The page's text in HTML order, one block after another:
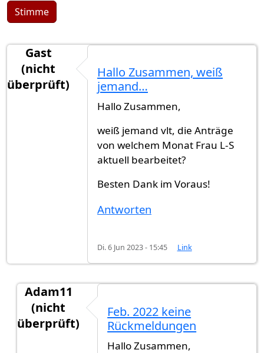
Stimme
Gast
(nicht
überprüft)
Hallo Zusammen, weiß
jemand…
Hallo Zusammen,
weiß jemand vlt, die Anträge
von welchem Monat Frau L-S
aktuell bearbeitet?
Besten Dank im Voraus!
Antworten
Di. 6 Jun 2023 - 15:45 Link
Adam11
(nicht
überprüft)
Feb. 2022 keine
Rückmeldungen
Hallo Zusammen,